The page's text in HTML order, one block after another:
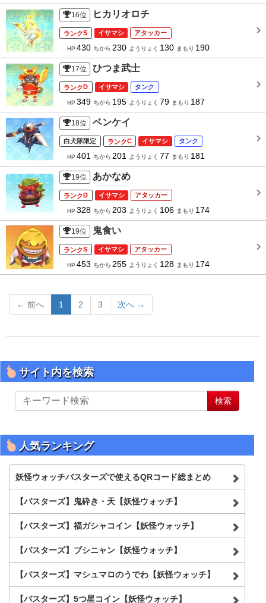
16位 ヒカリオロチ
S イサマシ アタッカー
HP430 ちから 230 ようりょく 130 まもり 190
17位 ひつま武士
D イサマシ タンク
HP349 ちから 195 ようりょく 79 まもり 187
18位 ベンケイ
白犬隊限定 C イサマシ タンク
HP401 ちから 201 ようりょく 77 まもり 181
19位 あかなめ
D イサマシ アタッカー
HP328 ちから 203 ようりょく 106 まもり 174
19位 鬼食い
S イサマシ アタッカー
HP453 ちから 255 ようりょく 128 まもり 174
← 前へ 1 2 3 次へ →
サイト内を検索
イ
を
検
索
検索
人気ランキング
妖怪ウォッチバスターズで使えるQRコード総まとめ
【バスターズ】鬼砕き・天【妖怪ウォッチ】
【バスターズ】福ガシャコイン【妖怪ウォッチ】
【バスターズ】ブシニャン【妖怪ウォッチ】
【バスターズ】マシュマロのうでわ【妖怪ウォッチ】
【バスターズ】5つ星コイン【妖怪ウォッチ】